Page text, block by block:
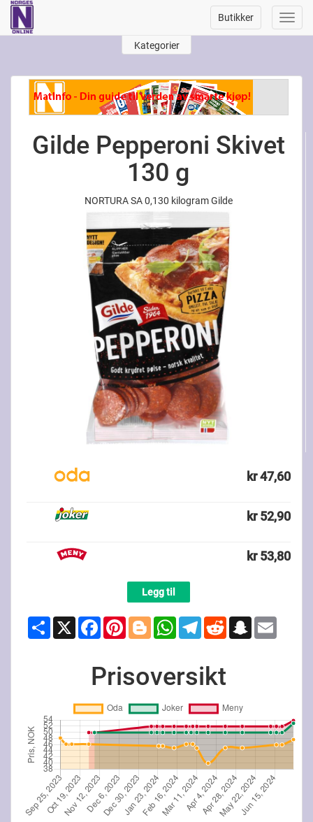
Butikker
Kategorier
Gilde Pepperoni Skivet
130 g
NORTURA SA 0,130 kilogram Gilde
kr 47,60
kr 52,90
kr 53,80
Legg til
Share X FacebookPinterestBloggerWhatsAppTelegramReddit Snapchat
Prisoversikt